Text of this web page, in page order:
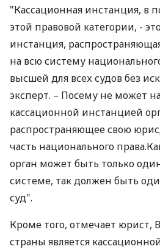
"Кассационная инстанция, в
этой правовой категории, -
инстанция,
на всю систему
высшей для всех судов без
эксперт. – Посему не может
кассационной инстанцией
распространяющее свою
часть национального
орган может быть только
системе, так должен быть
суд".
Кроме того, отмечает юрист,
страны является